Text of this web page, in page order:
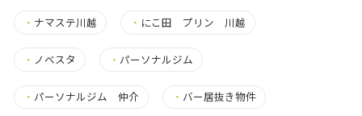
・ ナマステ川越 ・ にこ田 プリン 川越
・ ノベスタ ・ パーソナルジム
・ パーソナルジム 仲介 ・ バー居抜き物件